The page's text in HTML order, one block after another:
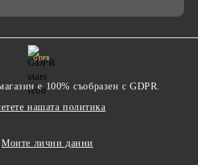
GDPR
е 100% съобразен с GDPR.
нашата политика
Моите лични данни